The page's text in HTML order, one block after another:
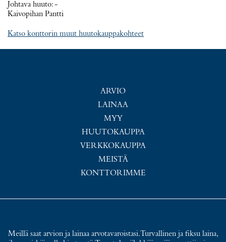
Johtava huuto:-
Kaivopihan Pantti
Katso konttorin muut huutokauppakohteet
ARVIO
LAINAA
MYY
HUUTOKAUPPA
VERKKOKAUPPA
MEISTÄ
KONTTORIMME
Meillä saat arvion ja lainaa arvotavaroistasi. Turvallinen ja fiksu laina,